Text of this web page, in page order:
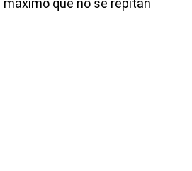
que no se repitan